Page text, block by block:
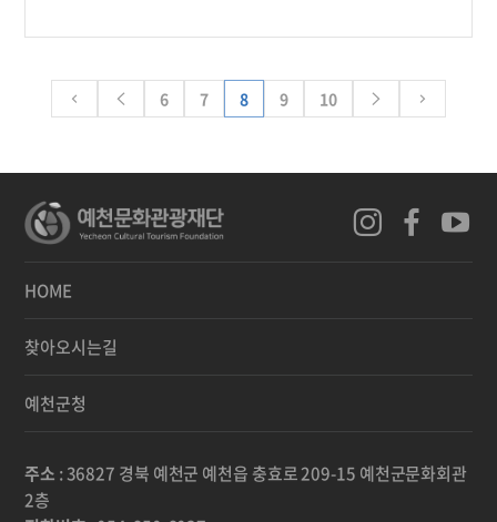
6 7 8 9 10
HOME
찾아오시는길
예천군청
주소 : 36827 경북 예천군 예천읍 충효로 209-15 예천군문화회관
2층